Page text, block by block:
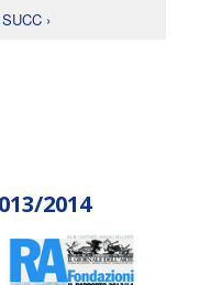
SUCC ›
2014